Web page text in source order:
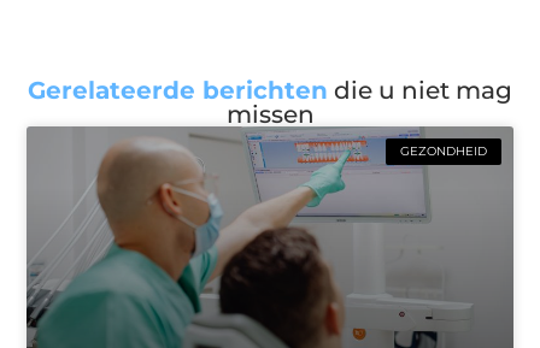
Gerelateerde berichten die u niet mag
missen
GEZONDHEID